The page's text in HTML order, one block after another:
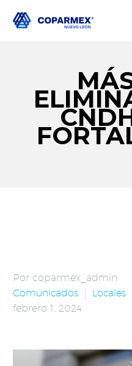
Por coparmex_admin
Comunicados
Locales
febrero 1, 2024